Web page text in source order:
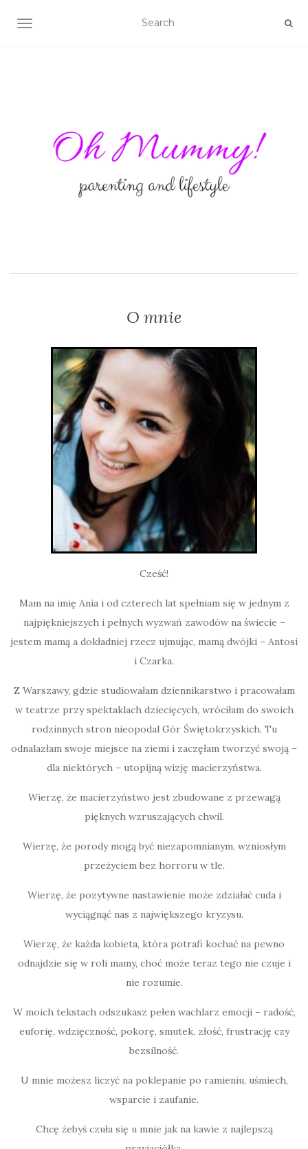
TOGGLE NAVIGATION
O mnie
Cześć!
Mam na imię Ania i od czterech lat spełniam się w jednym z
najpiękniejszych i pełnych wyzwań zawodów na świecie –
jestem mamą a dokładniej rzecz ujmując, mamą dwójki – Antosi
i Czarka.
Z Warszawy, gdzie studiowałam dziennikarstwo i pracowałam
w teatrze przy spektaklach dziecięcych, wróciłam do swoich
rodzinnych stron nieopodal Gór Świętokrzyskich. Tu
odnalazłam swoje miejsce na ziemi i zaczęłam tworzyć swoją –
dla niektórych – utopijną wizję macierzyństwa.
Wierzę, że macierzyństwo jest zbudowane z przewagą
pięknych wzruszających chwil.
Wierzę, że porody mogą być niezapomnianym, wzniosłym
przeżyciem bez horroru w tle.
Wierzę, że pozytywne nastawienie może zdziałać cuda i
wyciągnąć nas z największego kryzysu.
Wierzę, że każda kobieta, która potrafi kochać na pewno
odnajdzie się w roli mamy, choć może teraz tego nie czuje i
nie rozumie.
W moich tekstach odszukasz pełen wachlarz emocji – radość,
euforię, wdzięczność, pokorę, smutek, złość, frustrację czy
bezsilność.
U mnie możesz liczyć na poklepanie po ramieniu, uśmiech,
wsparcie i zaufanie.
Chcę żebyś czuła się u mnie jak na kawie z najlepszą